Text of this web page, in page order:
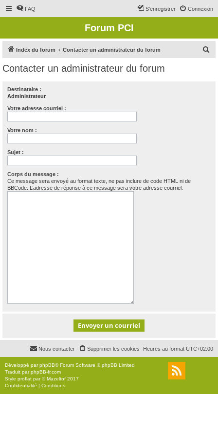
FAQ Connexion
S’enregistrer
Forum PCI
Index du forum Contacter un administrateur du forum
Contacter un administrateur du forum
Destinataire :
Administrateur
Votre adresse courriel :
Votre nom :
Sujet :
Corps du message :
Ce message sera envoyé au format texte, ne pas inclure de code HTML ni de
BBCode. L’adresse de réponse à ce message sera votre adresse courriel.
Heures au format UTC+02:00
Supprimer les cookies
Nous contacter
Développé parphpBB® Forum Software © phpBB Limited
Traduit parphpBB-fr.com
Style proflat par ©Mazeltof 2017
Confidentialité | Conditions